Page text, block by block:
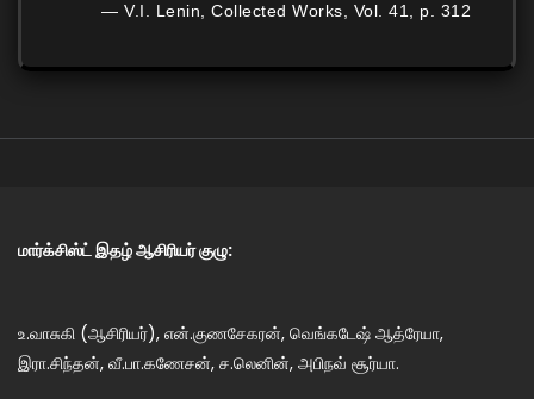
— V.I. Lenin, Collected Works, Vol. 41, p. 312
மார்க்சிஸ்ட் இதழ் ஆசிரியர் குழு:
உ.வாசுகி (ஆசிரியர்), என்.குணசேகரன், வெங்கடேஷ் ஆத்ரேயா,
இரா.சிந்தன், வீ.பா.கணேசன், ச.லெனின், அபிநவ் சூர்யா.